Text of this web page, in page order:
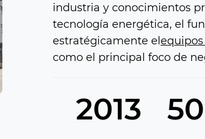
industria y conocimientos
tecnología energética, el
estratégicamente el
como el principal foco de
2013